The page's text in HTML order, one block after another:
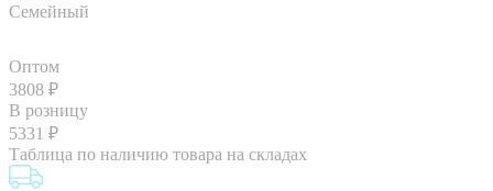
Семейный
Оптом
3808 ₽
В розницу
5331 ₽
Таблица по наличию товара на складах